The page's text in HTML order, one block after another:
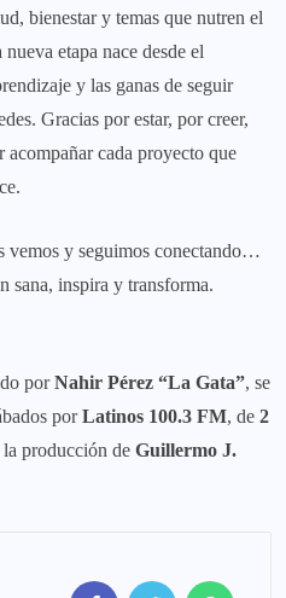
bienestar y temas que nutren el
etapa nace desde el
y las ganas de seguir
Gracias por estar, por creer,
acompañar cada proyecto que
vemos y seguimos conectando…
sana, inspira y transforma.
porNahir Pérez “La Gata”, se
porLatinos 100.3 FM, de 2
la producción de Guillermo J.